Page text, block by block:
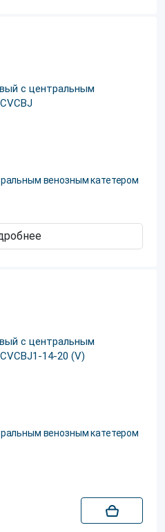
венозным катетером
венозным катетером